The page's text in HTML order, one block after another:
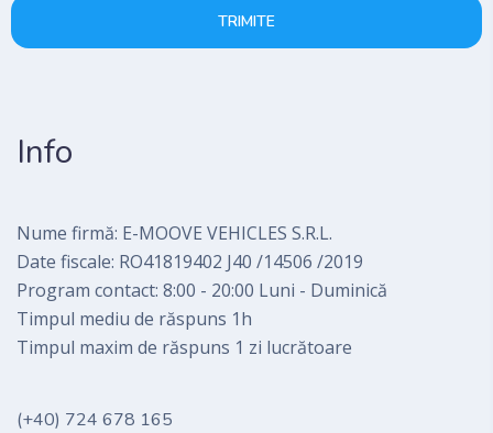
TRIMITE
Info
Nume firmă: E-MOOVE VEHICLES S.R.L.
Date fiscale: RO41819402 J40 /14506 /2019
Program contact: 8:00 - 20:00 Luni - Duminică
Timpul mediu de răspuns 1h
Timpul maxim de răspuns 1 zi lucrătoare
(+40) 724 678 165